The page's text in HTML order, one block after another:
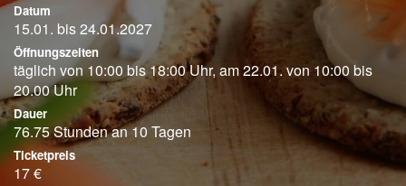
Datum
15.01. bis 24.01.2027
Öffnungszeiten
täglich von 10:00 bis 18:00 Uhr, am 22.01. von 10:00 bis
20.00 Uhr
Dauer
76.75 Stunden an 10 Tagen
Ticketpreis
17 €